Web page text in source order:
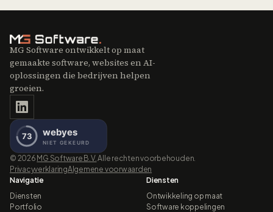
MG Software ontwikkelt op maat
gemaakte software, websites en AI-
oplossingen die bedrijven helpen
groeien.
© 2026 MG Software B.V. Alle rechten voorbehouden.
PrivacyverklaringAlgemene voorwaarden
Navigatie
Diensten
Portfolio
Diensten
Ontwikkeling op maat
Software koppelingen